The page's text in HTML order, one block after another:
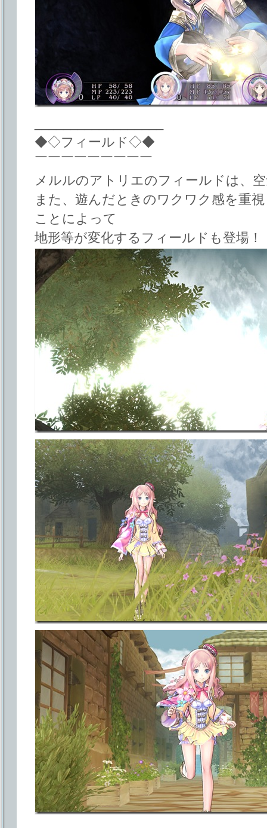
◆◇フィールド◇◆
￣￣￣￣￣￣￣￣￣
メルルのアトリエのフィールドは、
また、遊んだときのワクワク感を重
ことによって
地形等が変化するフィールドも登場！